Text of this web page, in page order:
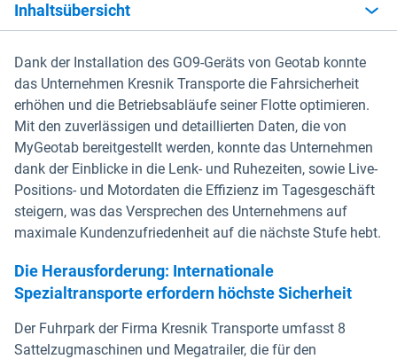
Inhaltsübersicht
Dank der Installation des GO9-Geräts von Geotab konnte
das Unternehmen Kresnik Transporte die Fahrsicherheit
erhöhen und die Betriebsabläufe seiner Flotte optimieren.
Mit den zuverlässigen und detaillierten Daten, die von
MyGeotab bereitgestellt werden, konnte das Unternehmen
dank der Einblicke in die Lenk- und Ruhezeiten, sowie Live-
Positions- und Motordaten die Effizienz im Tagesgeschäft
steigern, was das Versprechen des Unternehmens auf
maximale Kundenzufriedenheit auf die nächste Stufe hebt.
Die Herausforderung: Internationale
Spezialtransporte erfordern höchste Sicherheit
Der Fuhrpark der Firma Kresnik Transporte umfasst 8
Sattelzugmaschinen und Megatrailer, die für den